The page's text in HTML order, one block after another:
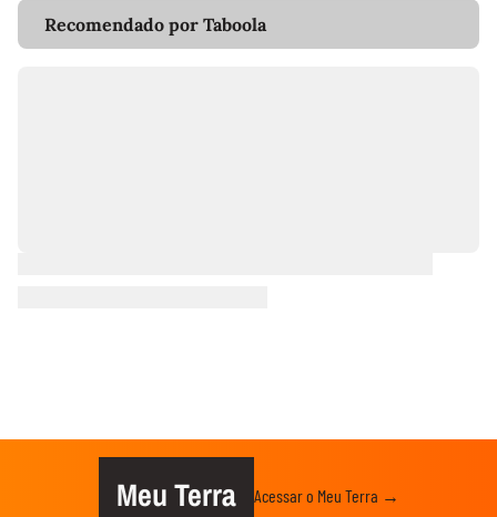
Recomendado por Taboola
Meu Terra Acessar o Meu Terra →